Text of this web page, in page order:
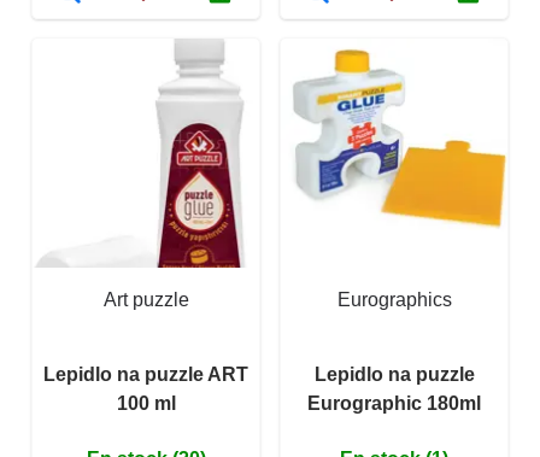
Art puzzle
Lepidlo na puzzle ART
100 ml
Eurographics
Lepidlo na puzzle
Eurographic 180ml